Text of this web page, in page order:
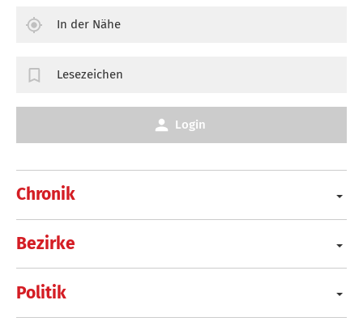
Chronik
Bezirke
Politik
In der Nähe
Lesezeichen
Login